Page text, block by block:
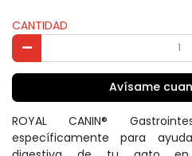
CANTIDAD
Avísame
ROYAL CANIN®
específicamente para